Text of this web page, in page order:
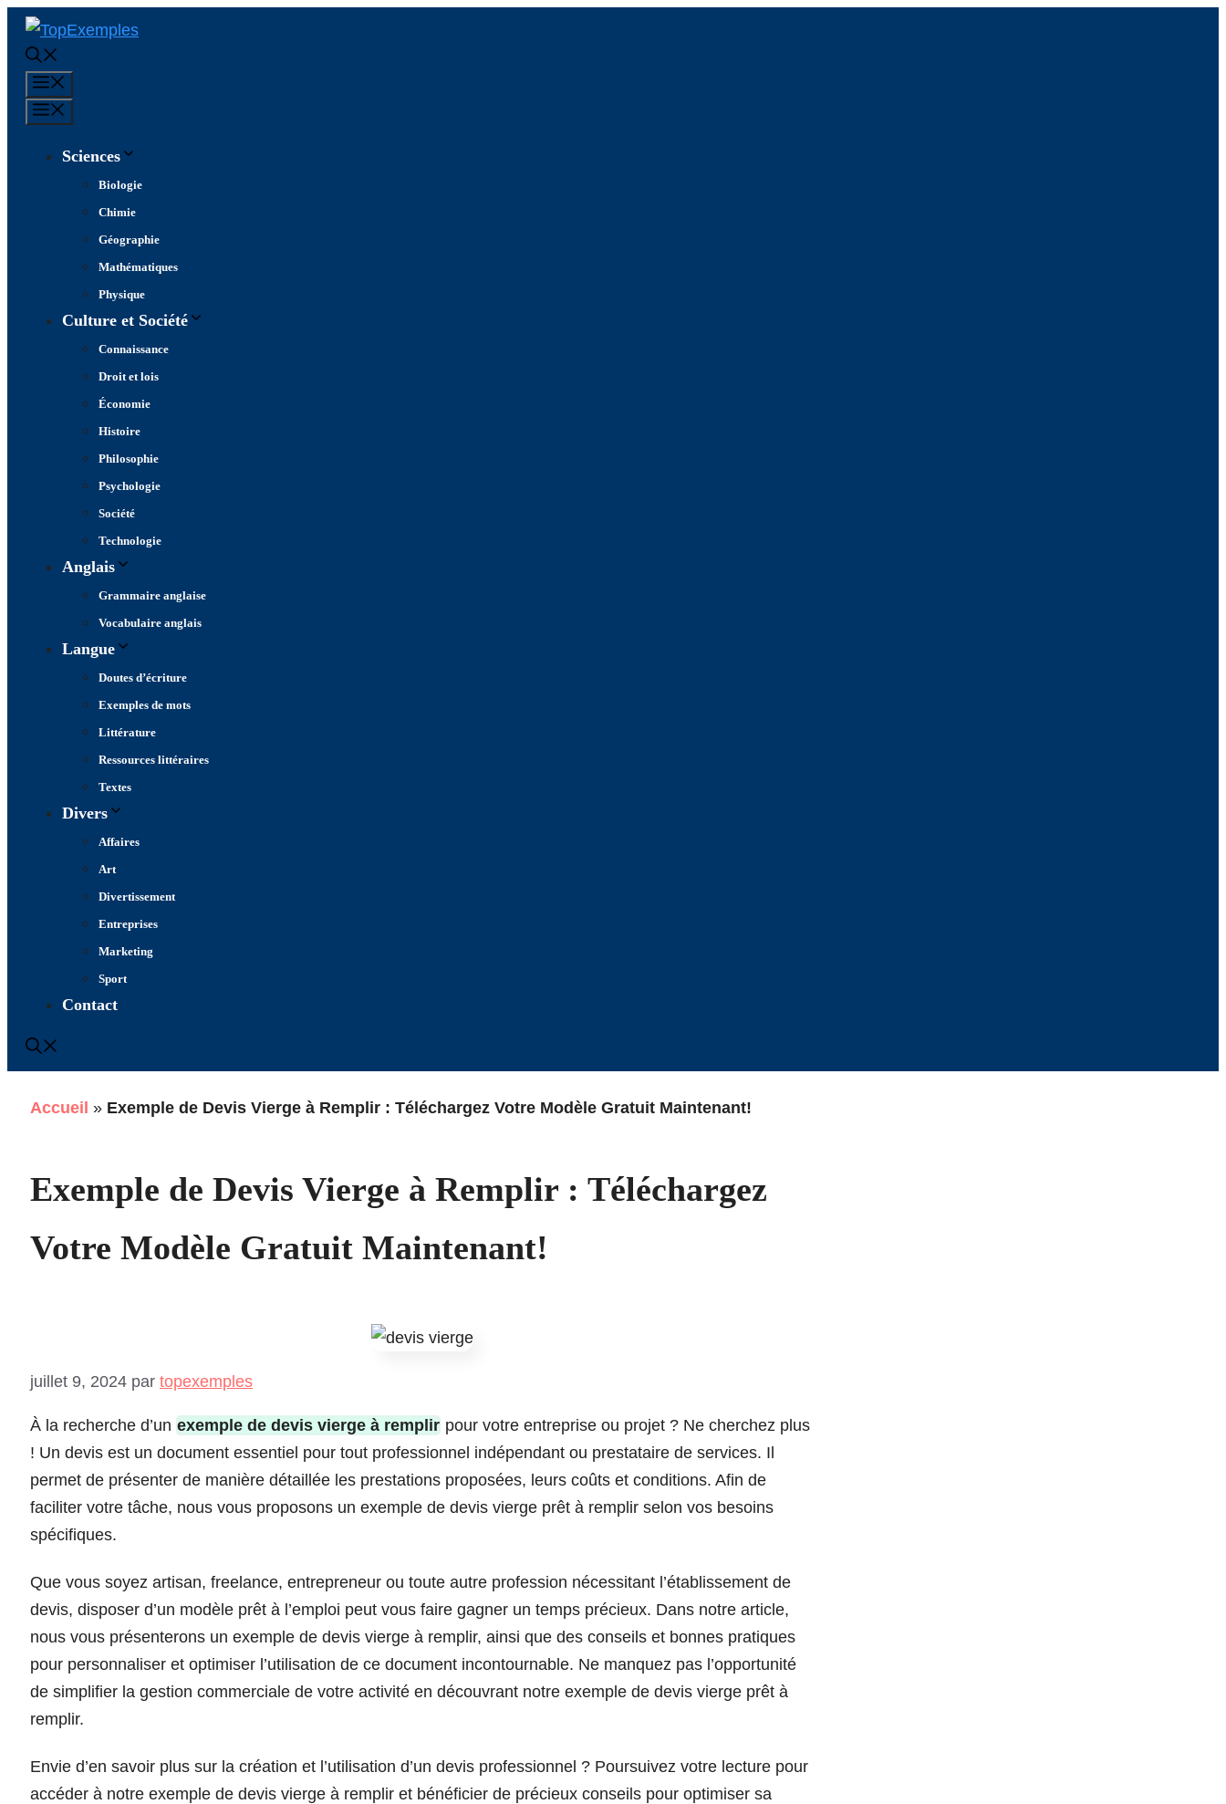
Aller
contenu
Sciences
Biologie
Chimie
Géographie
Mathématiques
Physique
Culture et Société
Connaissance
Droit et lois
Économie
Histoire
Philosophie
Psychologie
Société
Technologie
Anglais
Grammaire anglaise
Vocabulaire anglais
Langue
Doutes d’écriture
Exemples de mots
Littérature
Ressources littéraires
Textes
Divers
Affaires
Art
Divertissement
Entreprises
Marketing
Sport
Contact
Accueil » Exemple de Devis Vierge à Remplir : Téléchargez Votre Modèle Gratuit Maintenant!
Exemple de Devis Vierge à Remplir : Téléchargez
Votre Modèle Gratuit Maintenant!
juillet 9, 2024 par topexemples
À la recherche d’un exemple de devis vierge à remplir pour votre entreprise ou projet ? Ne cherchez plus
! Un devis est un document essentiel pour tout professionnel indépendant ou prestataire de services. Il
permet de présenter de manière détaillée les prestations proposées, leurs coûts et conditions. Afin de
faciliter votre tâche, nous vous proposons un exemple de devis vierge prêt à remplir selon vos besoins
spécifiques.
Que vous soyez artisan, freelance, entrepreneur ou toute autre profession nécessitant l’établissement de
devis, disposer d’un modèle prêt à l’emploi peut vous faire gagner un temps précieux. Dans notre article,
nous vous présenterons un exemple de devis vierge à remplir, ainsi que des conseils et bonnes pratiques
pour personnaliser et optimiser l’utilisation de ce document incontournable. Ne manquez pas l’opportunité
de simplifier la gestion commerciale de votre activité en découvrant notre exemple de devis vierge prêt à
remplir.
Envie d’en savoir plus sur la création et l’utilisation d’un devis professionnel ? Poursuivez votre lecture pour
accéder à notre exemple de devis vierge à remplir et bénéficier de précieux conseils pour optimiser sa